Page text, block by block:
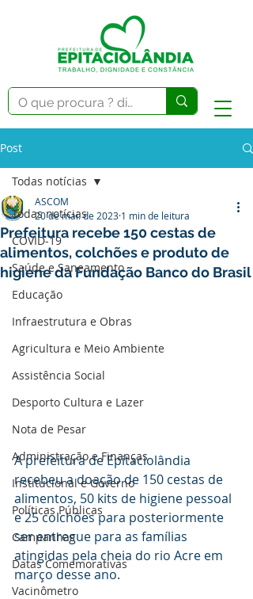
Post
Todas notícias
COVID-19
Saúde e Saneamento
Educação
Infraestrutura e Obras
Agricultura e Meio Ambiente
Assistência Social
Desporto Cultura e Lazer
Nota de Pesar
Administração e Finanças
Institucional e Governo
Políticas Públicas
Campanhas
Datas Comemorativas
Vacinômetro
Todas notícias
Prefeitura recebe 150 cestas de
alimentos, colchões e produto de
higiene da Fundação Banco do Brasil
ASCOM
20 de mai. de 2023 1 min de leitura
A prefeitura de Epitaciolândia
recebeu a doação de 150 cestas de
alimentos, 50 kits de higiene pessoal
e 25 colchões para posteriormente
ser entregue para as famílias
atingidas pela cheia do rio Acre em
março desse ano.